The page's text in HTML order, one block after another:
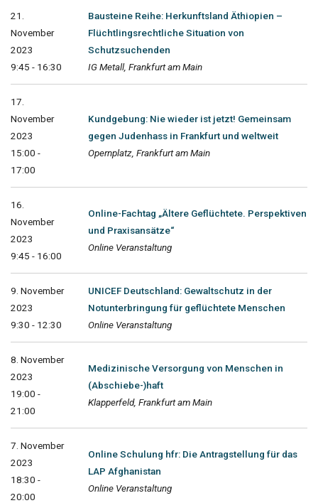
21.
November
2023
9:45 - 16:30
Bausteine Reihe: Herkunftsland Äthiopien –
Flüchtlingsrechtliche Situation von
Schutzsuchenden
IG Metall, Frankfurt am Main
17.
November
2023
15:00 -
17:00
Kundgebung: Nie wieder ist jetzt! Gemeinsam
gegen Judenhass in Frankfurt und weltweit
Opernplatz, Frankfurt am Main
16.
November
2023
9:45 - 16:00
Online-Fachtag „Ältere Geflüchtete. Perspektiven
und Praxisansätze“
Online Veranstaltung
9. November
2023
9:30 - 12:30
UNICEF Deutschland: Gewaltschutz in der
Notunterbringung für geflüchtete Menschen
Online Veranstaltung
8. November
2023
19:00 -
21:00
Medizinische Versorgung von Menschen in
(Abschiebe-)haft
Klapperfeld, Frankfurt am Main
7. November
2023
18:30 -
20:00
Online Schulung hfr: Die Antragstellung für das
LAP Afghanistan
Online Veranstaltung